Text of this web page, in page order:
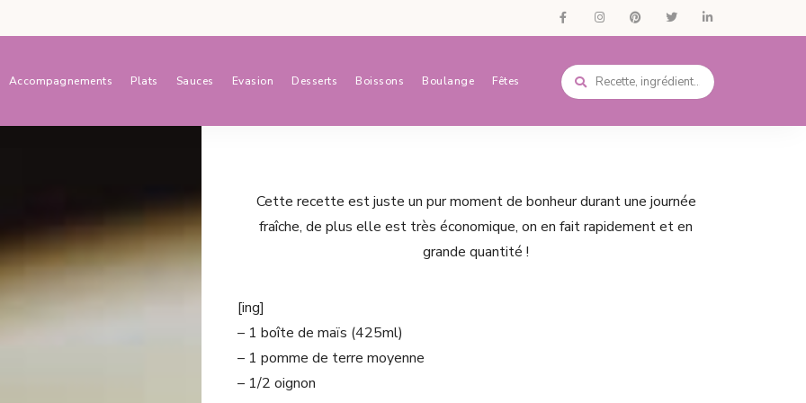
Accompagnements Plats Sauces Evasion Desserts Boissons Boulange Fêtes
Cette recette est juste un pur moment de bonheur durant une journée
fraîche, de plus elle est très économique, on en fait rapidement et en
grande quantité !
[ing]
– 1 boîte de maïs (425ml)
– 1 pomme de terre moyenne
– 1/2 oignon